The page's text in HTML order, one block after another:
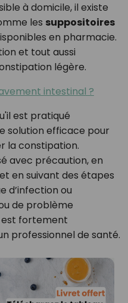
à domicile, il existe
les suppositoires
en pharmacie.
et tout aussi
légère.
intestinal ?
est pratiqué
solution efficace pour
la constipation.
avec précaution, en
en suivant des étapes
d’infection ou
de problème
fortement
professionnel de santé.